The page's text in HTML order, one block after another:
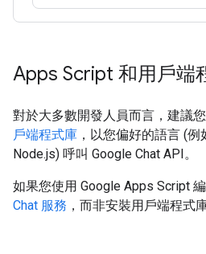
Apps Script 和用戶端
對於大多數開發人員而言，建議
戶端程式庫 ，以您偏好的語言 (
Node.js) 呼叫 Google Chat API。
如果您使用 Google Apps Script
Chat 服務 ，而非安裝用戶端程式庫